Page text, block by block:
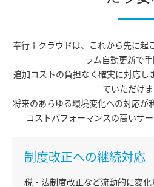
奉行ｉクラウドは、これから先に起
ラム自動更新で手
追加コストの負担なく確実に対応し
ていただけま
将来のあらゆる環境変化への対応が
コストパフォーマンスの高いサ
制度改正への継続対応
税・法制度改正など流動的に変